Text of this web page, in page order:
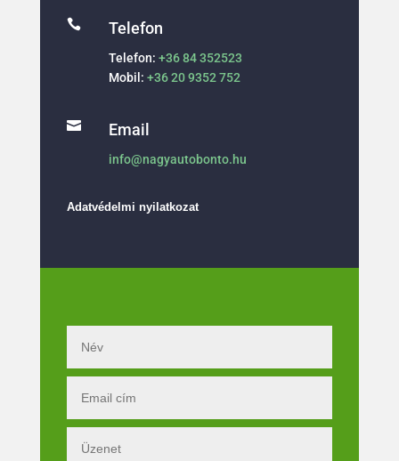
 Telefon
Telefon: +36 84 352523
Mobil: +36 20 9352 752
 Email
info@nagyautobonto.hu
Adatvédelmi nyilatkozat